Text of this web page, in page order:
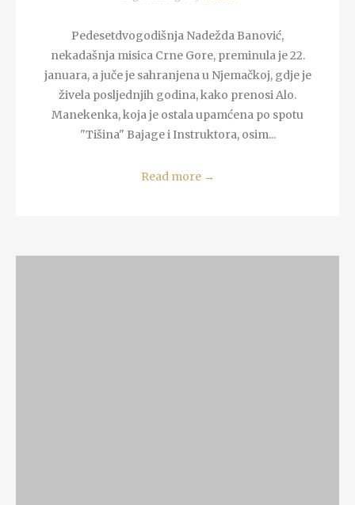
Pedesetdvogodišnja Nadežda Banović,
nekadašnja misica Crne Gore, preminula je 22.
januara, a juče je sahranjena u Njemačkoj, gdje je
živela posljednjih godina, kako prenosi Alo.
Manekenka, koja je ostala upamćena po spotu
"Tišina" Bajage i Instruktora, osim...
Read more →